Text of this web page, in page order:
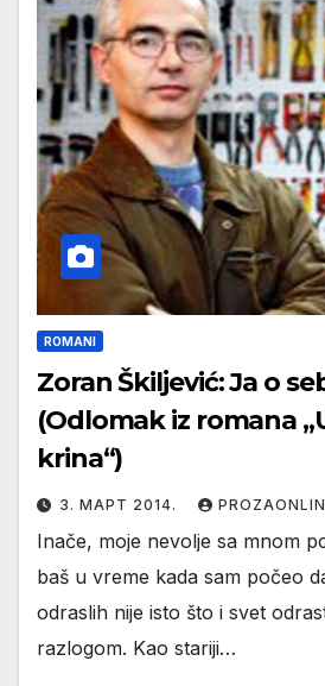
ROMANI
Zoran Škiljević: Ja o
(Odlomak iz romana
krina“)
3. МАРТ 2014.
Inače, moje nevolje sa mnom
baš u vreme kada sam počeo
odraslih nije isto što i svet
razlogom. Kao stariji…